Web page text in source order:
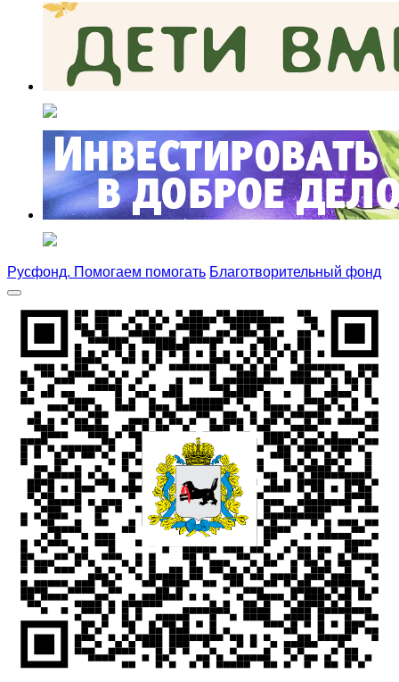
Русфонд. Помогаем помогать Благотворительный фонд